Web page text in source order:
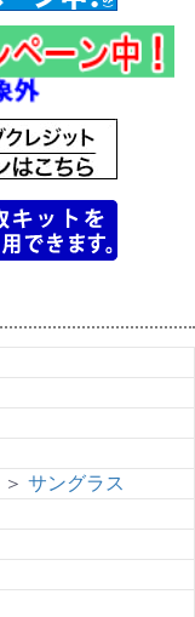
＞ サングラス